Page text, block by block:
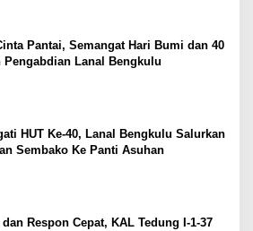
Pantai, Semangat Hari Bumi dan 40
Pengabdian Lanal Bengkulu
HUT Ke-40, Lanal Bengkulu Salurkan
Sembako Ke Panti Asuhan
Respon Cepat, KAL Tedung I-1-37